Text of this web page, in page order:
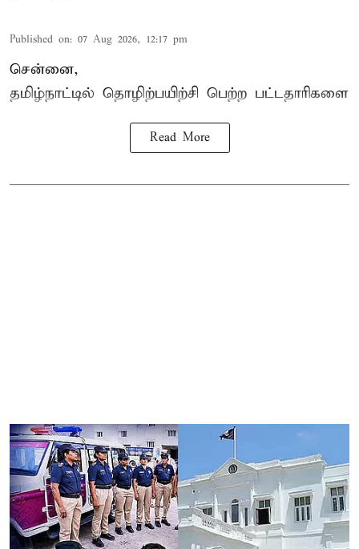
Published on: 07 Aug 2026, 12:17 pm
சென்னை,
தமிழ்நாட்டில் தொழிற்பயிற்சி பெற்ற பட்டதாரிகளை
Read More